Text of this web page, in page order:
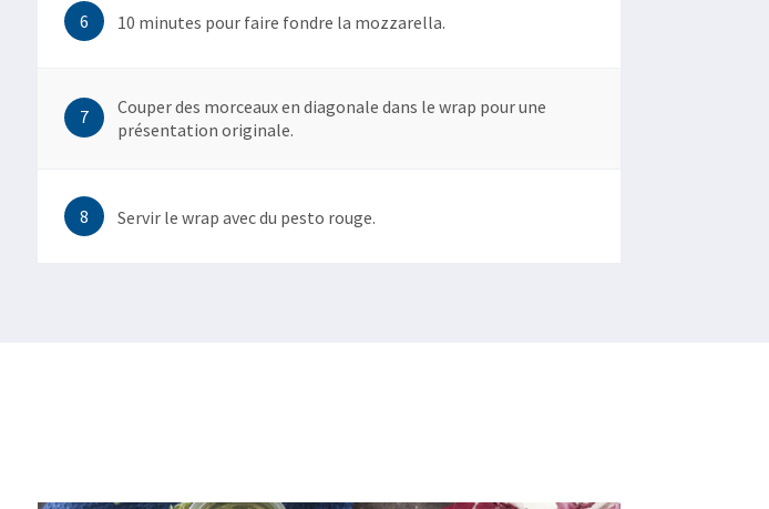
6 10 minutes pour faire fondre la mozzarella.
7
Couper des morceaux en diagonale dans le wrap pour une
présentation originale.
8 Servir le wrap avec du pesto rouge.